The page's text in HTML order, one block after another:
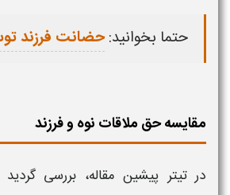
حتما بخوانید:حضانت فرزند
مقایسه حق ملاقات نوه و فرزند
در تیتر پیشین مقاله، بررسی